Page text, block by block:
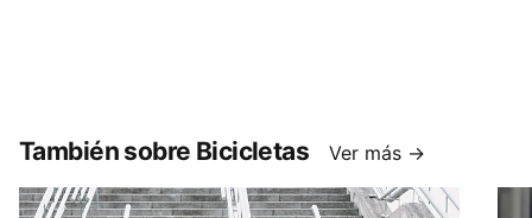
También sobre Bicicletas Ver más →